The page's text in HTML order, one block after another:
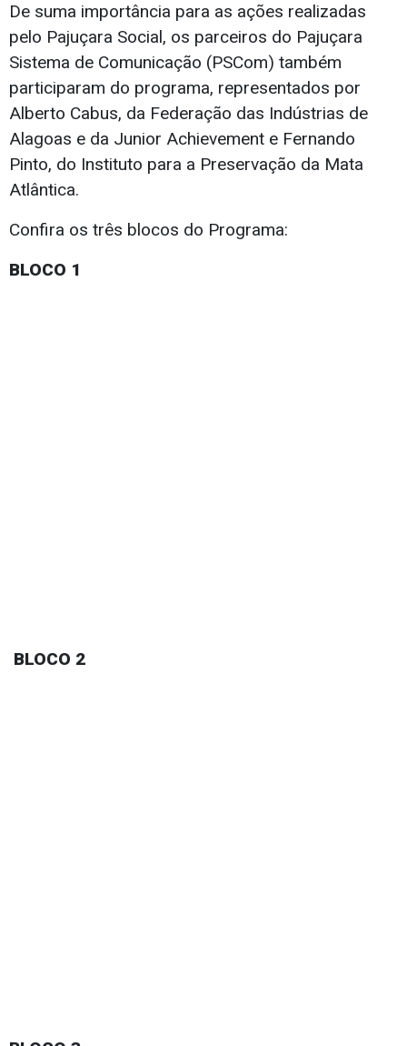
De suma importância para as ações realizadas
pelo Pajuçara Social, os parceiros do Pajuçara
Sistema de Comunicação (PSCom) também
participaram do programa, representados por
Alberto Cabus, da Federação das Indústrias de
Alagoas e da Junior Achievement e Fernando
Pinto, do Instituto para a Preservação da Mata
Atlântica.
Confira os três blocos do Programa:
BLOCO 1
BLOCO 2